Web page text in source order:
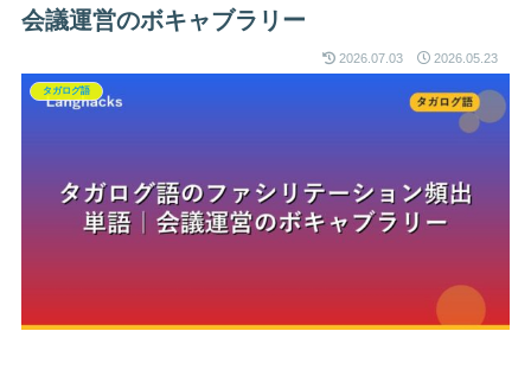
会議運営のボキャブラリー
2026.07.03 2026.05.23
タガログ語